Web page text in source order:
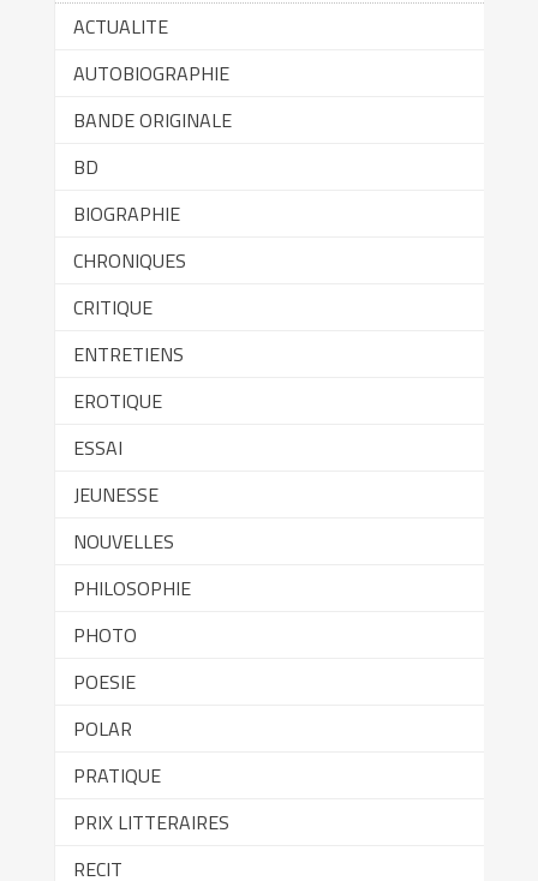
ACTUALITE
AUTOBIOGRAPHIE
BANDE ORIGINALE
BD
BIOGRAPHIE
CHRONIQUES
CRITIQUE
ENTRETIENS
EROTIQUE
ESSAI
JEUNESSE
NOUVELLES
PHILOSOPHIE
PHOTO
POESIE
POLAR
PRATIQUE
PRIX LITTERAIRES
RECIT